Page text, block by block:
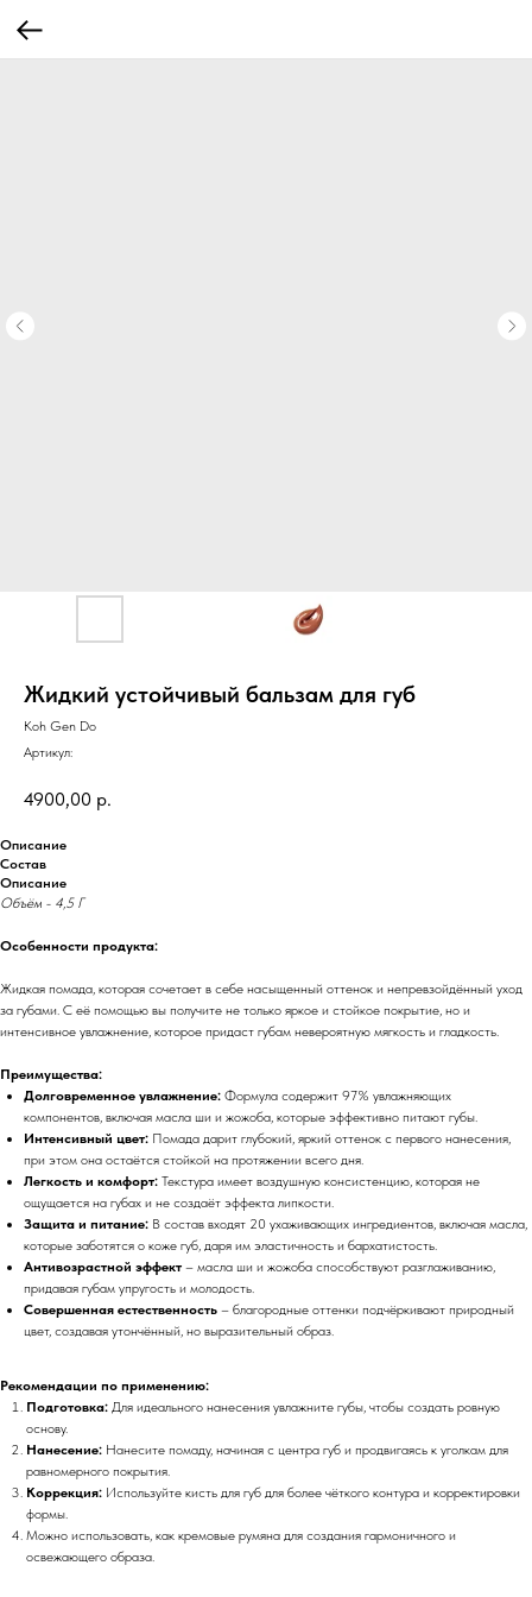
Жидкий устойчивый бальзам для губ
Koh Gen Do
Артикул:
4900,00 р.
Описание
Состав
Описание
Объём - 4,5 Г
Особенности продукта:
Жидкая помада, которая сочетает в себе насыщенный оттенок и непревзойдённый уход
за губами. С её помощью вы получите не только яркое и стойкое покрытие, но и
интенсивное увлажнение, которое придаст губам невероятную мягкость и гладкость.
Преимущества:
Долговременное увлажнение: Формула содержит 97% увлажняющих
компонентов, включая масла ши и жожоба, которые эффективно питают губы.
Интенсивный цвет: Помада дарит глубокий, яркий оттенок с первого нанесения,
при этом она остаётся стойкой на протяжении всего дня.
Легкость и комфорт: Текстура имеет воздушную консистенцию, которая не
ощущается на губах и не создаёт эффекта липкости.
Защита и питание: В состав входят 20 ухаживающих ингредиентов, включая масла,
которые заботятся о коже губ, даря им эластичность и бархатистость.
Антивозрастной эффект – масла ши и жожоба способствуют разглаживанию,
придавая губам упругость и молодость.
Совершенная естественность – благородные оттенки подчёркивают природный
цвет, создавая утончённый, но выразительный образ.
Рекомендации по применению:
Подготовка: Для идеального нанесения увлажните губы, чтобы создать ровную
основу.
Нанесение: Нанесите помаду, начиная с центра губ и продвигаясь к уголкам для
равномерного покрытия.
Коррекция: Используйте кисть для губ для более чёткого контура и корректировки
формы.
Можно использовать, как кремовые румяна для создания гармоничного и
освежающего образа.